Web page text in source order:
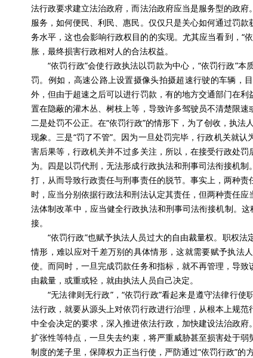
法行政要求建立法治政府，而法治政府应当是服务型的政
服务，如何便民、利民、惠民。仅仅只是关心如何通过罚
务水平，这也会影响行政权目的的实现。尤其应当看到，“
胀，最终损害行政相对人的合法权益。
“依罚行政”会使行政执法以罚款为中心，“依罚行政”
罚。例如，高速公路上设置摄像头拍摄超速行驶的车辆，
外，但由于超速之后可以进行罚款，有的地方交通部门在
置在隐蔽的灌木丛、树枝上等，导致许多驾驶员不清楚限
二是处罚不公正。在“依罚行政”的情形下，为了创收，执法
现象。三是“罚了不管”。因为一旦处罚完毕，行政机关就
害后果等，行政机关并不过多关注，所以，在接受行政处
为。四是以罚代刑，无法形成行政执法和刑事司法衔接机
打，从而导致行政责任与刑事责任的脱节。事实上，两种
时，应当分别依据行政法和刑法认定其责任，但两种责任
法体制改革中，应当健全行政执法和刑事司法衔接机制。
接。
“依罚行政”也赋予执法人员过大的自由裁量权。职权
情形，难以应对千差万别的具体情形，这就需要赋予执法
使。而同时，一旦完成罚款任务和指标，就不再管理，导
由裁量，或重或轻，就由执法人员自己决定。
“无法律则无行政”，“依罚行政”看起来是遵守法律行
法行政，就要从源头上对依罚行政进行治理，从根本上规
中全会决定的要求，深入推进依法行政，加快建设法治政
扩张性等特点，一旦失去约束，将严重威胁甚至损害处于
制度的笼子里，保障权力正当行使，严防通过“依罚行政”